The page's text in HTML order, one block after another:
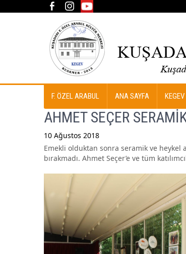
F. ÖZEL ARABUL ANA SAYFA KEGEV
AHMET SEÇER
10 Ağustos 2018
Emekli olduktan sonra seramik ve heykel
bırakmadı. Ahmet Seçer’e ve tüm
Post